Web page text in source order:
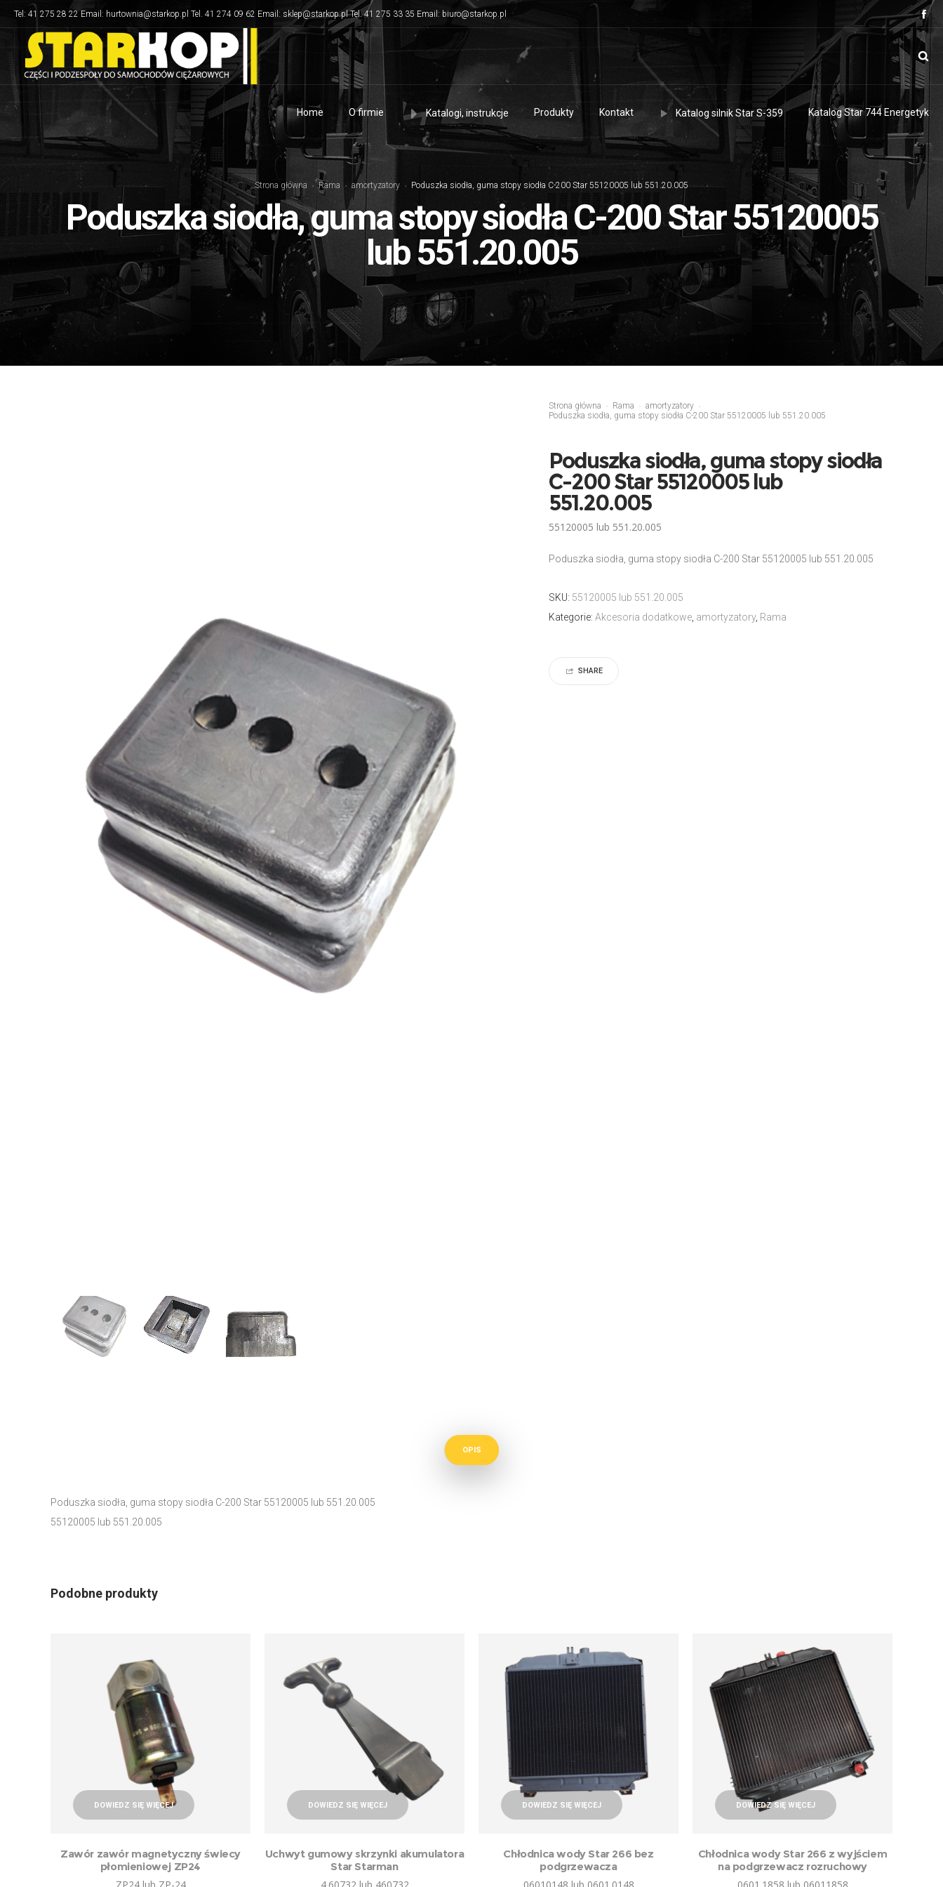
Tel: 41 275 28 22 Email: hurtownia@starkop.pl Tel. 41 274 09 62 Email: sklep@starkop.pl Tel. 41 275 33 35 Email: biuro@starkop.pl
Home O firmie Katalogi, instrukcje Produkty Kontakt Katalog silnik Star S-359 Katalog Star 744 Energetyk
Strona główna Rama amortyzatory Poduszka siodła, guma stopy siodła C-200 Star 55120005 lub 551.20.005
Poduszka siodła, guma stopy siodła C-200 Star 55120005
lub 551.20.005
Strona główna Rama
amortyzatory
Poduszka siodła, guma stopy siodła C-200 Star 55120005 lub 551.20.005
Poduszka siodła, guma stopy siodła
C-200 Star 55120005 lub
551.20.005
55120005 lub 551.20.005
Poduszka siodła, guma stopy siodła C-200 Star 55120005 lub 551.20.005
SKU: 55120005 lub 551.20.005
Kategorie: Akcesoria dodatkowe, amortyzatory, Rama
SHARE
OPIS
Poduszka siodła, guma stopy siodła C-200 Star 55120005 lub 551.20.005
55120005 lub 551.20.005
Podobne produkty
DOWIEDZ SIĘ WIĘCEJ
Zawór zawór magnetyczny świecy
płomieniowej ZP24
ZP24 lub ZP-24
DOWIEDZ SIĘ WIĘCEJ
Uchwyt gumowy skrzynki akumulatora
Star Starman
4.60732 lub 460732
DOWIEDZ SIĘ WIĘCEJ
Chłodnica wody Star 266 bez
podgrzewacza
06010148 lub 0601.0148
DOWIEDZ SIĘ WIĘCEJ
Chłodnica wody Star 266 z wyjściem
na podgrzewacz rozruchowy
0601.1858 lub 06011858